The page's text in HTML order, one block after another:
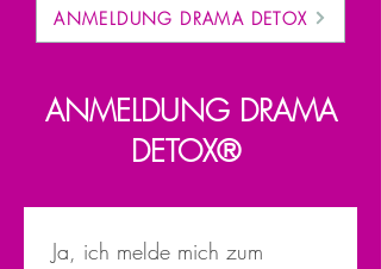
ANMELDUNG DRAMA DETOX
ANMELDUNG DRAMA
DETOX®
Ja, ich melde mich zum